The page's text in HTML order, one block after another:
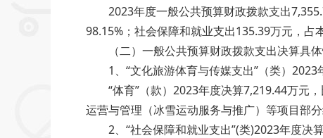
2023年度一般公共预算财政拨款支出
98.15%；社会保障和就业支出135.39万元，占
（二）一般公共预算财政拨款支出决算具
1、“文化旅游体育与传媒支出”（类）2023
“体育”（款）2023年度决算7,219.44万元，
运营与管理（冰雪运动服务与推广）等项目部分经
2、“社会保障和就业支出”(类)2023年度决算